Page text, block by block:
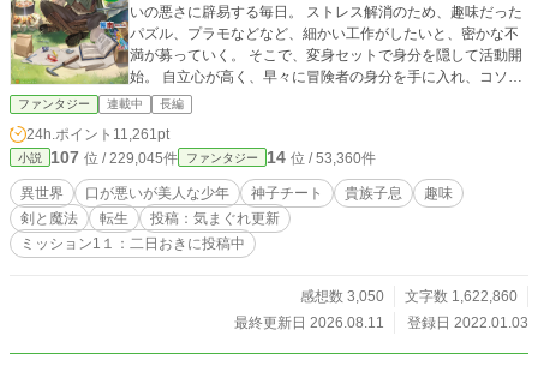
いの悪さに辟易する毎日。 ストレス解消のため、趣味だった
パズル、プラモなどなど、細かい工作がしたいと、密かな不
満が募っていく。 そこで、変身セットで身分を隠して活動開
始。 自立心が高く、早々に冒険者の身分を手に入れ、コソコ
ソと独自の魔導具を開発して、日々の暮らしに便利さを追加
していく。 そんな中、この世界の神々から使命を与えられて
ーーー？ 口は悪いが、見た目は母親似の美少女！？ ハイスペ
ックな少年が世界を変えていく！ 異世界改革ファンタジー！
息抜きに始めた作品です。 みなさんも息抜きにどうぞ◎ 肩肘
張らずに気楽に楽しんでほしい作品です！
ファンタジー 連載中 長編
24h.ポイント 11,261pt
小説 107 位 / 229,045件 ファンタジー 14 位 / 53,360件
異世界 口が悪いが美人な少年 神子チート 貴族子息
趣味
剣と魔法
転生
投稿：気まぐれ更新
ミッション1１：二日おきに投稿中
感想数 3,050
文字数 1,622,860
最終更新日 2026.08.11
登録日 2022.01.03